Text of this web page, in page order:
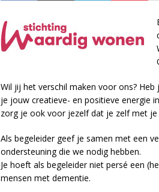
Wil jij het verschil maken voor ons?
je jouw creatieve- en positieve energie
zorg je ook voor jezelf dat je zelf met je
Als begeleider geef je samen met een
ondersteuning die we nodig hebben.
Je hoeft als begeleider niet persé een
mensen met dementie.